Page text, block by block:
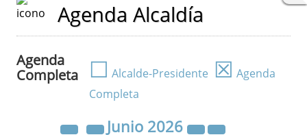
Agenda Alcaldía
Agenda
Completa
☐ Alcalde-Presidente ☒ Agenda
Completa
Junio 2026